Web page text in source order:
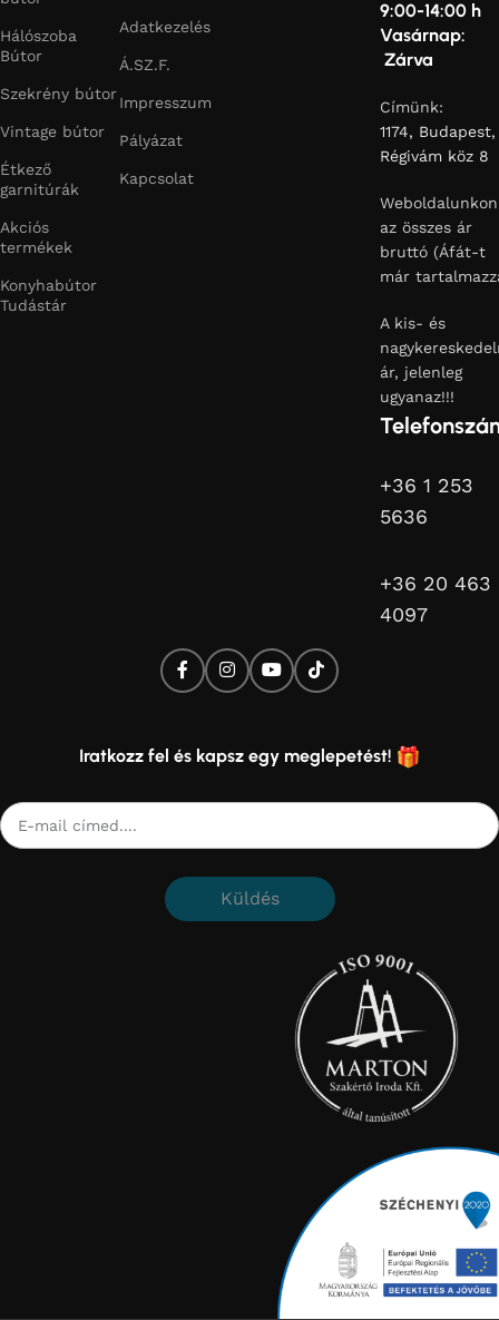
Hálószoba
Bútor
Szekrény bútor
Vintage bútor
Étkező
garnitúrák
Akciós
termékek
Konyhabútor
Tudástár
Adatkezelés
Á.SZ.F.
Impresszum
Pályázat
Kapcsolat
9:00-14:00 h
Vasárnap:
Zárva
Címünk:
1174, Budapest,
Régivám köz 8
Weboldalunkon
az összes ár
bruttó (Áfát-t
már
A kis- és
ár, jelenleg
ugyanaz!!!
+36 1 253
5636
+36 20 463
4097
Iratkozz fel és kapsz egy meglepetést!
Küldés